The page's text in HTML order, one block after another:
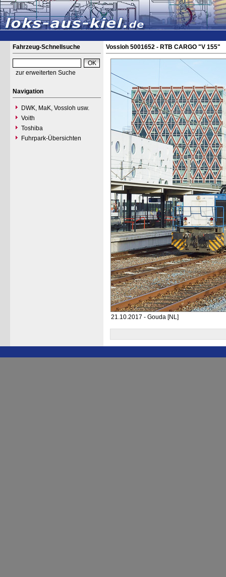
Fahrzeug-Schnellsuche
zur erweiterten Suche
Navigation
DWK, MaK, Vossloh usw.
Voith
Toshiba
Fuhrpark-Übersichten
Vossloh 5001652 - RTB CARGO "V 155"
21.10.2017 - Gouda [NL]